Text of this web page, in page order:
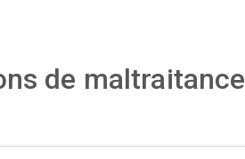
de maltraitance